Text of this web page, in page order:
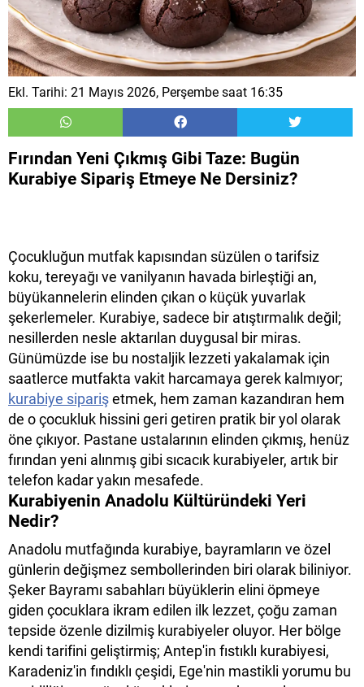
Ekl. Tarihi: 21 Mayıs 2026, Perşembe saat 16:35
Fırından Yeni Çıkmış Gibi Taze: Bugün
Kurabiye Sipariş Etmeye Ne Dersiniz?
Çocukluğun mutfak kapısından süzülen o tarifsiz
koku, tereyağı ve vanilyanın havada birleştiği an,
büyükannelerin elinden çıkan o küçük yuvarlak
şekerlemeler. Kurabiye, sadece bir atıştırmalık değil;
nesillerden nesle aktarılan duygusal bir miras.
Günümüzde ise bu nostaljik lezzeti yakalamak için
saatlerce mutfakta vakit harcamaya gerek kalmıyor;
kurabiye siparişetmek, hem zaman kazandıran hem
de o çocukluk hissini geri getiren pratik bir yol olarak
öne çıkıyor. Pastane ustalarının elinden çıkmış, henüz
fırından yeni alınmış gibi sıcacık kurabiyeler, artık bir
telefon kadar yakın mesafede.
Kurabiyenin Anadolu Kültüründeki Yeri
Nedir?
Anadolu mutfağında kurabiye, bayramların ve özel
günlerin değişmez sembollerinden biri olarak biliniyor.
Şeker Bayramı sabahları büyüklerin elini öpmeye
giden çocuklara ikram edilen ilk lezzet, çoğu zaman
tepside özenle dizilmiş kurabiyeler oluyor. Her bölge
kendi tarifini geliştirmiş; Antep'in fıstıklı kurabiyesi,
Karadeniz'in fındıklı çeşidi, Ege'nin mastikli yorumu bu